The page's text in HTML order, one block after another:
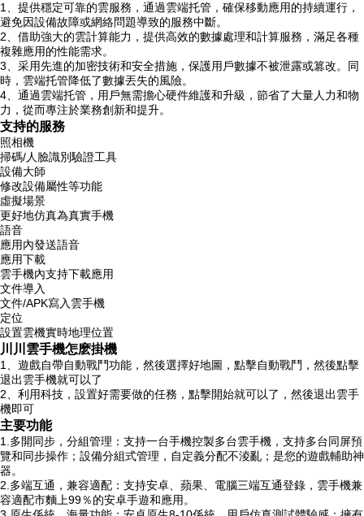
1、提供穩定可靠的雲服務，通過雲端托管，確保移動應用的持續運行，
避免因設備故障或網絡問題導致的服務中斷。
2、借助強大的雲計算能力，提供高效的數據處理和計算服務，滿足各種
複雜應用的性能需求。
3、采用先進的加密技術和安全措施，保護用戶數據不被泄露或篡改。同
時，雲端托管降低了數據丟失的風險。
4、通過雲端托管，用戶無需擔心硬件維護和升級，節省了大量人力和物
力，從而專注於業務創新和提升。
支持的服務
照相機
掃碼/人臉識別驗證工具
設備大師
修改設備屬性等功能
虛擬場景
更好地仿真為真實手機
語音
應用內發送語音
應用下載
雲手機內支持下載應用
文件導入
文件/APK寫入雲手機
定位
設置雲機實時地理位置
川川雲手機怎麽掛機
1、遊戲自帶自動戰鬥功能，然後選擇好地圖，點擊自動戰鬥，然後點擊
退出雲手機就可以了
2、利用科技，設置好需要做的任務，點擊開始就可以了，然後退出雲手
機即可
主要功能
1.多開同步，分組管理：支持一台手機控製多台雲手機，支持多台同屏預
覽和同步操作；設備分組式管理，自定義分配不淩亂；是您的遊戲輔助神
器。
2.多端互通，兼容適配：支持安卓、蘋果、電腦三端互通登錄，雲手機兼
容適配市麵上99％的安卓手遊和應用。